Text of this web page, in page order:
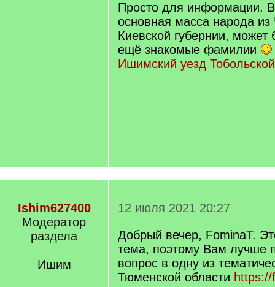
Просто для информации. В
основная масса народа из
Киевской губернии, может
ещё знакомые фамилии
Ишимский уезд
Ishim627400
Модератор
раздела
Ишим
12 июля 2021 20:27
Добрый вечер, FominaT.
тема, поэтому Вам лучше
вопрос в одну из
Тюменской области